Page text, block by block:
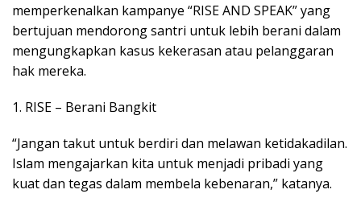
memperkenalkan kampanye “RISE AND SPEAK” yang
bertujuan mendorong santri untuk lebih berani dalam
mengungkapkan kasus kekerasan atau pelanggaran
hak mereka.
1. RISE – Berani Bangkit
“Jangan takut untuk berdiri dan melawan ketidakadilan.
Islam mengajarkan kita untuk menjadi pribadi yang
kuat dan tegas dalam membela kebenaran,” katanya.